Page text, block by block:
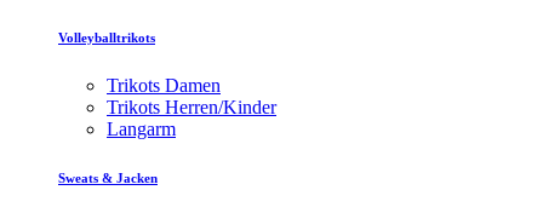
Volleyballtrikots
Trikots Damen
Trikots Herren/Kinder
Langarm
Sweats & Jacken